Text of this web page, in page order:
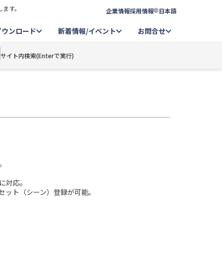
す。 企業情報採用情報 日本語
ウンロード 新着情報/イベント お問合せ
サイト内検索(Enterで実行)
対応。
ト（シーン）登録が可能。